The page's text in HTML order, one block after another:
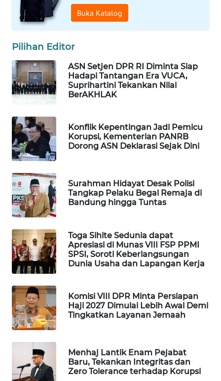
Buka Katalog
Pilihan Editor
ASN Setjen DPR RI Diminta Siap
Hadapi Tantangan Era VUCA,
Suprihartini Tekankan Nilai
BerAKHLAK
Konflik Kepentingan Jadi Pemicu
Korupsi, Kementerian PANRB
Dorong ASN Deklarasi Sejak Dini
Surahman Hidayat Desak Polisi
Tangkap Pelaku Begal Remaja di
Bandung hingga Tuntas
Toga Sihite Sedunia dapat
Apresiasi di Munas VIII FSP PPMI
SPSI, Soroti Keberlangsungan
Dunia Usaha dan Lapangan Kerja
Komisi VIII DPR Minta Persiapan
Haji 2027 Dimulai Lebih Awal Demi
Tingkatkan Layanan Jemaah
Menhaj Lantik Enam Pejabat
Baru, Tekankan Integritas dan
Zero Tolerance terhadap Korupsi
WAHANA
INFRASTRUKTUR
WAHANA
KONSUMEN
WAHANA
LISTRIK
WAHANA
TRAVEL
WAHANA
WAHANANEWS
ID
WAHANANEWS
CO ID
WAHANANEWS
WAHANA
SPORT
WAHANA
UMKM
WAHANA